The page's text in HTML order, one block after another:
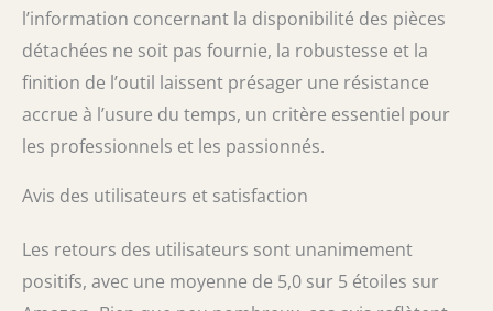
l’information concernant la disponibilité des pièces
détachées ne soit pas fournie, la robustesse et la
finition de l’outil laissent présager une résistance
accrue à l’usure du temps, un critère essentiel pour
les professionnels et les passionnés.
Avis des utilisateurs et satisfaction
Les retours des utilisateurs sont unanimement
positifs, avec une moyenne de 5,0 sur 5 étoiles sur